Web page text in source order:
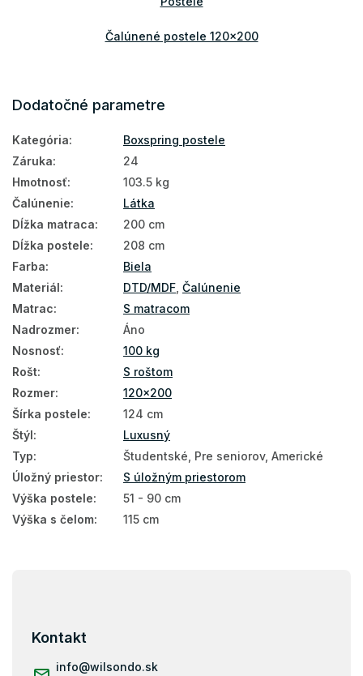
Čalúnené postele 120x200
Dodatočné parametre
Kategória:
Boxspring postele
Záruka:
24
Hmotnosť:
103.5 kg
Čalúnenie:
Látka
Dĺžka matraca:
200 cm
Dĺžka postele:
208 cm
Farba:
Biela
Materiál: DTD/MDF Čalúnenie
Matrac:
S matracom
Nadrozmer:
Áno
Nosnosť:
100 kg
Rošt:
S roštom
Rozmer:
120x200
Šírka postele:
124 cm
Štýl:
Luxusný
Typ:
Študentské, Pre seniorov, Americké
Úložný priestor:
S úložným priestorom
Výška postele:
51 - 90 cm
Výška s čelom: 115 cm
Kontakt
info@wilsondo.sk